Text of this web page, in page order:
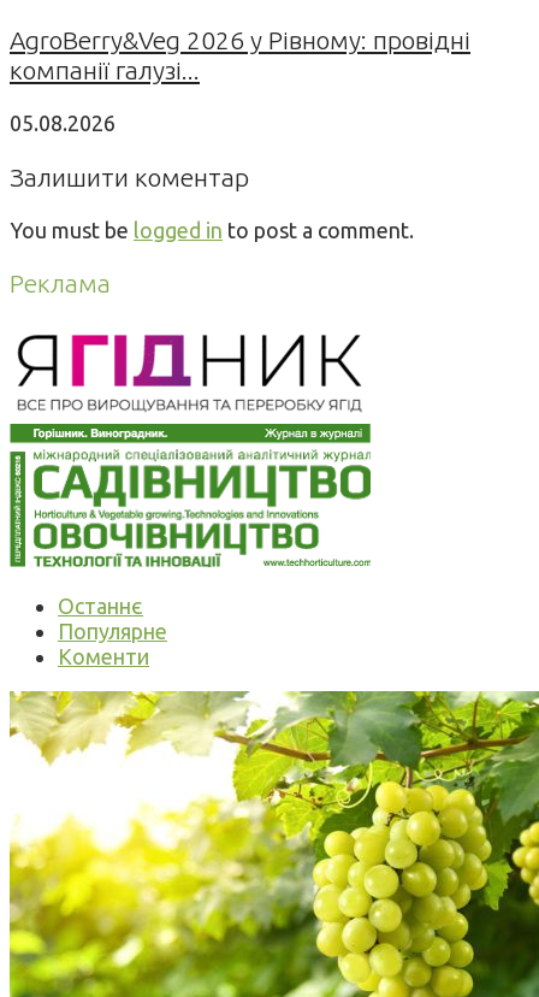
AgroBerry&Veg 2026 у Рівному: провідні
компанії галузі...
05.08.2026
Залишити коментар
You must be logged in to post a comment.
Реклама
Останнє
Популярне
Коменти